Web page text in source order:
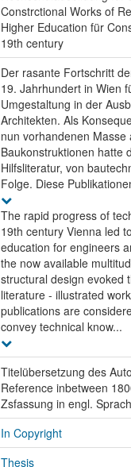
Constrctional Works of
Higher Education für
19th century
Der rasante Fortschritt
19. Jahrhundert in Wien
Umgestaltung in der
Architekten. Als
nun vorhandenen
Baukonstruktionen hatte
Hilfsliteratur, von
Folge. Diese
The rapid progress of
19th century Vienna led
education for engineers
the now available
structural design evoked
literature - illustrated
publications are
convey technical know...
Titelübersetzung des
Reference inbetween
Zsfassung in engl.
In Copyright
Thesis